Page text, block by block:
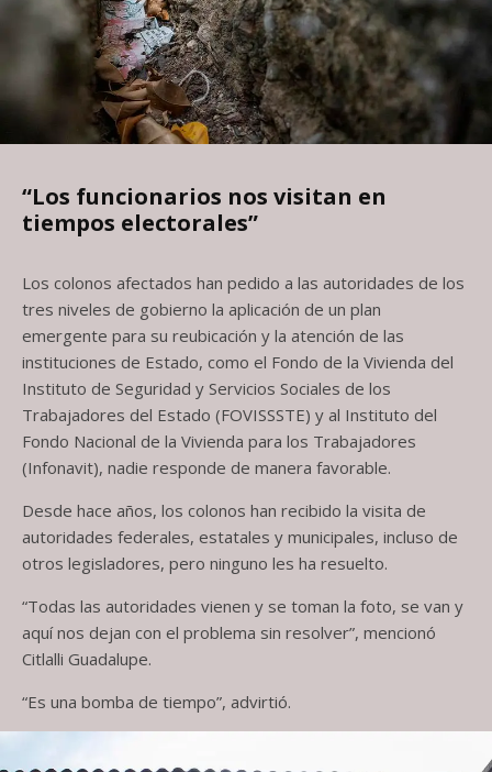
“Los funcionarios nos visitan en
tiempos electorales”
Los colonos afectados han pedido a las autoridades de los
tres niveles de gobierno la aplicación de un plan
emergente para su reubicación y la atención de las
instituciones de Estado, como el Fondo de la Vivienda del
Instituto de Seguridad y Servicios Sociales de los
Trabajadores del Estado (FOVISSSTE) y al Instituto del
Fondo Nacional de la Vivienda para los Trabajadores
(Infonavit), nadie responde de manera favorable.
Desde hace años, los colonos han recibido la visita de
autoridades federales, estatales y municipales, incluso de
otros legisladores, pero ninguno les ha resuelto.
“Todas las autoridades vienen y se toman la foto, se van y
aquí nos dejan con el problema sin resolver”, mencionó
Citlalli Guadalupe.
“Es una bomba de tiempo”, advirtió.